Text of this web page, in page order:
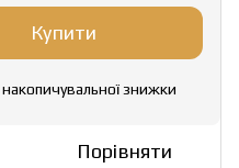
Купити
знижки
Порівняти